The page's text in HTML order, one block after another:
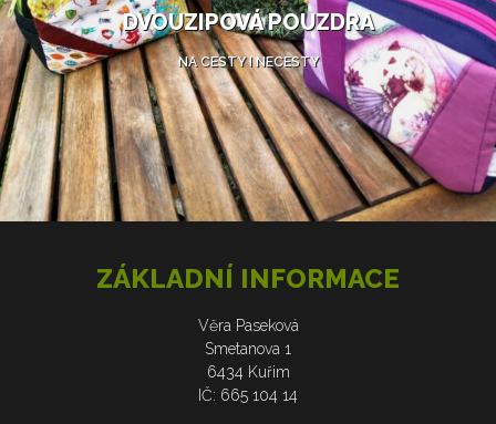
DVOUZIPOVÁ POUZDRA
NA CESTY I NECESTY
ZÁKLADNÍ INFORMACE
Věra Paseková
Smetanova 1
6434 Kuřim
IČ: 665 104 14